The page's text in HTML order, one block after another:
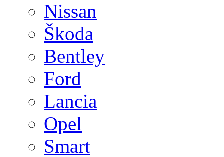
Nissan
Škoda
Bentley
Ford
Lancia
Opel
Smart